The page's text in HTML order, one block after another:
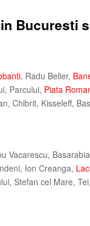
Bucuresti
, Radu Beller,
Parcului, Piata
Chibrit, Kisseleff,
Vacarescu,
Ion Creanga,
Stefan cel Mare,